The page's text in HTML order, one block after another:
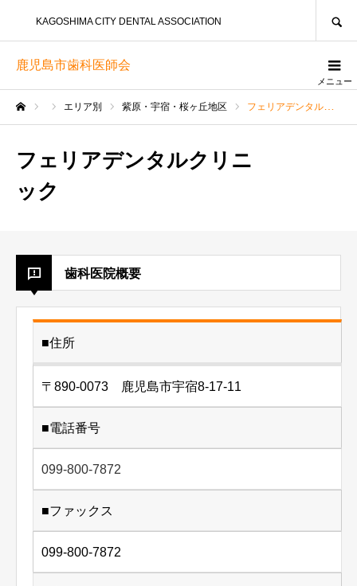
鹿児島市歯科医師会
KAGOSHIMA CITY DENTAL ASSOCIATION
メニュー
エリア別 紫原・宇宿・桜ヶ丘地区 フェリアデンタルクリニック
フェリアデンタルクリニ
ック
歯科医院概要
■住所
〒890-0073 鹿児島市宇宿8-17-11
■電話番号
099-800-7872
■ファックス
099-800-7872